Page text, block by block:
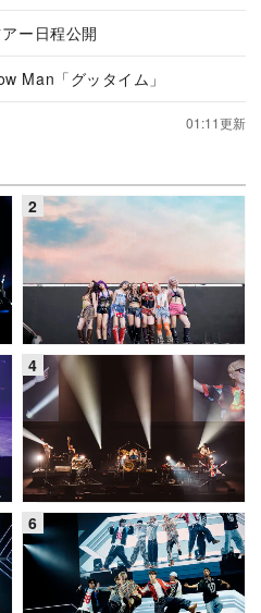
ー日程公開
Man「グッタイム」
01:11更新